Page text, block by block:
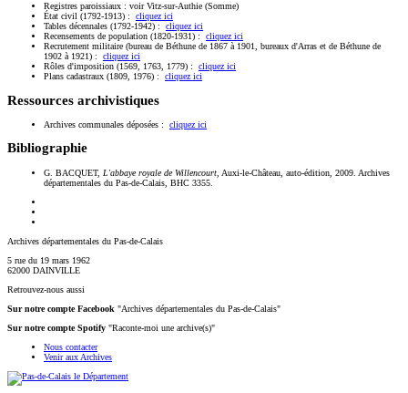
Registres paroissiaux : voir Vitz-sur-Authie (Somme)
État civil (1792-1913) : cliquez ici
Tables décennales (1792-1942) : cliquez ici
Recensements de population (1820-1931) : cliquez ici
Recrutement militaire (bureau de Béthune de 1867 à 1901, bureaux d'Arras et de Béthune de
1902 à 1921) : cliquez ici
Rôles d'imposition (1569, 1763, 1779) : cliquez ici
Plans cadastraux (1809, 1976) : cliquez ici
Ressources archivistiques
Archives communales déposées : cliquez ici
Bibliographie
G. BACQUET, L'abbaye royale de Willencourt , Auxi-le-Château, auto-édition, 2009. Archives
départementales du Pas-de-Calais, BHC 3355.
Archives départementales du Pas-de-Calais
5 rue du 19 mars 1962
62000 DAINVILLE
Retrouvez-nous aussi
Sur notre compte Facebook "Archives départementales du Pas-de-Calais"
Sur notre compte Spotify "Raconte-moi une archive(s)"
Nous contacter
Venir aux Archives